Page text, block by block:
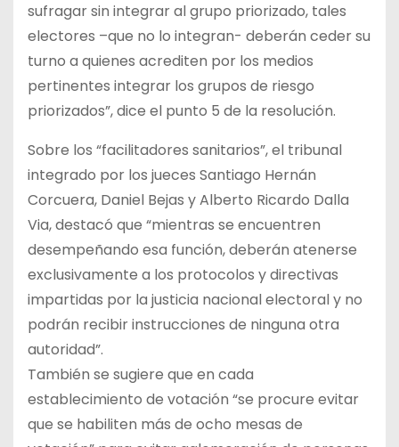
sufragar sin integrar al grupo priorizado, tales
electores –que no lo integran- deberán ceder su
turno a quienes acrediten por los medios
pertinentes integrar los grupos de riesgo
priorizados”, dice el punto 5 de la resolución.
Sobre los “facilitadores sanitarios”, el tribunal
integrado por los jueces Santiago Hernán
Corcuera, Daniel Bejas y Alberto Ricardo Dalla
Via, destacó que “mientras se encuentren
desempeñando esa función, deberán atenerse
exclusivamente a los protocolos y directivas
impartidas por la justicia nacional electoral y no
podrán recibir instrucciones de ninguna otra
autoridad”.
También se sugiere que en cada
establecimiento de votación “se procure evitar
que se habiliten más de ocho mesas de